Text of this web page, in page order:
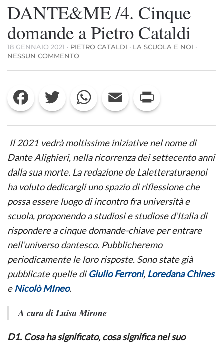
DANTE&ME /4. Cinque
domande a Pietro Cataldi
18 GENNAIO 2021 · PIETRO CATALDI · LA SCUOLA E NOI ·
NESSUN COMMENTOSU
/4.
DOMANDE
A
PIETRO
Facebook Twitter WhatsApp Email
Il 2021 vedrà moltissime iniziative nel nome di
Dante Alighieri, nella ricorrenza dei settecento anni
dalla sua morte. La redazione de Laletteraturaenoi
ha voluto dedicargli uno spazio di riflessione che
possa essere luogo di incontro fra università e
scuola, proponendo a studiosi e studiose d’Italia di
rispondere a cinque domande-chiave per entrare
nell’universo dantesco. Pubblicheremo
periodicamente le loro risposte. Sono state già
pubblicate quelle diGiulio Ferroni, Loredana Chines
eNicolò MIneo.
A cura di Luisa Mirone
D1. Cosa ha significato, cosa significa nel suo